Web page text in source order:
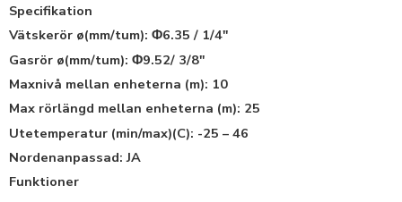
Specifikation
Vätskerör ø(mm/tum): Φ6.35 / 1/4″
Gasrör ø(mm/tum): Φ9.52/ 3/8″
Maxnivå mellan enheterna (m): 10
Max rörlängd mellan enheterna (m): 25
Utetemperatur (min/max)(C): -25 – 46
Nordenanpassad: JA
Funktioner